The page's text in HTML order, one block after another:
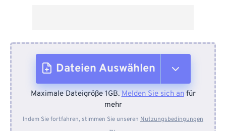
Dateien Auswählen
Vom Gerät
Maximale Dateigröße 1GB.Melden Sie sich anfür
mehr
Indem Sie fortfahren, stimmen Sie unseren Nutzungsbedingungen